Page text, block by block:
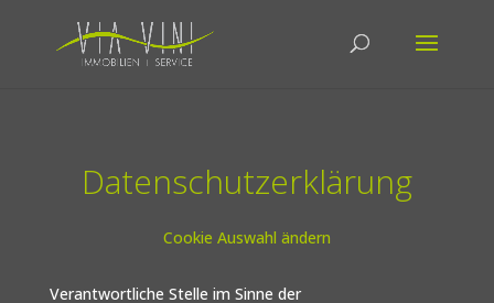
Datenschutzerklärung
Cookie Auswahl ändern
Verantwortliche Stelle im Sinne der